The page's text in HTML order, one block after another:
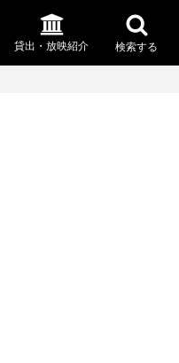
貸出・放映紹介 検索する